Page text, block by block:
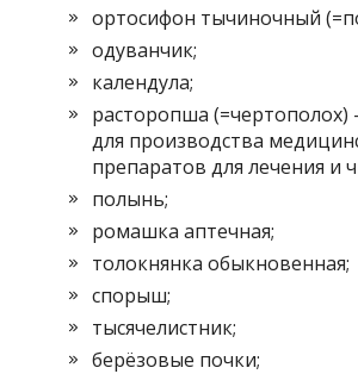
ортосифон тычиночный
одуванчик;
календула;
расторопша (=чертополох)
для производства
препаратов для лечения и
полынь;
ромашка аптечная;
толокнянка обыкновенная;
спорыш;
тысячелистник;
берёзовые почки;